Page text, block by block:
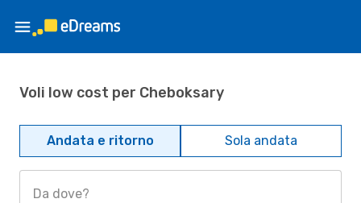
Voli low cost per Cheboksary
Andata e ritorno Sola andata
Da dove?